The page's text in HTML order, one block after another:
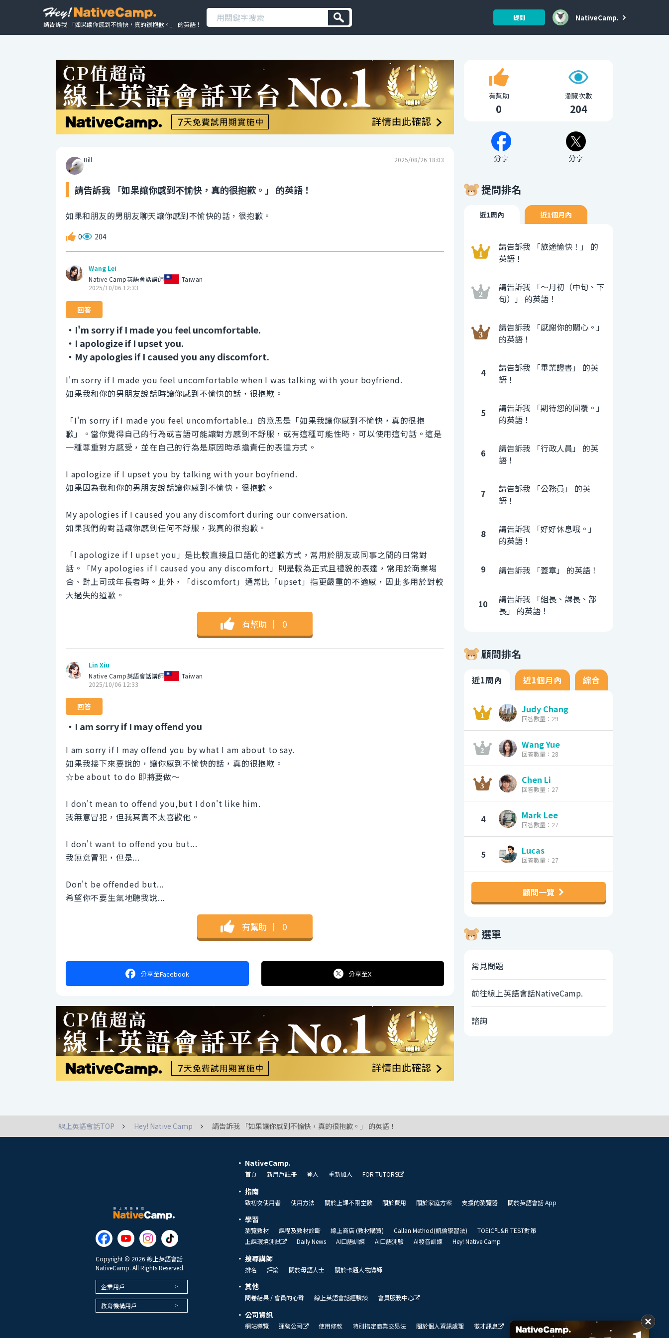
請告訴我 「如果讓你感到不愉快，真的很抱歉。」 的英語！
提問 NativeCamp.
Bill 2025/08/26 18:03
請告訴我 「如果讓你感到不愉快，真的很抱歉。」 的英語！
如果和朋友的男朋友聊天讓你感到不愉快的話，很抱歉。
0 204
Wang Lei
Native Camp英語會話講師
Taiwan
2025/10/06 12:33
回答
・I'm sorry if I made you feel uncomfortable.
・I apologize if I upset you.
・My apologies if I caused you any discomfort.
I'm sorry if I made you feel uncomfortable when I was talking with your boyfriend.
如果我和你的男朋友說話時讓你感到不愉快的話，很抱歉。
「I'm sorry if I made you feel uncomfortable.」的意思是「如果我讓你感到不愉快，真的很抱
歉」。當你覺得自己的行為或言語可能讓對方感到不舒服，或有這種可能性時，可以使用這句話。這是
一種尊重對方感受，並在自己的行為是原因時承擔責任的表達方式。
I apologize if I upset you by talking with your boyfriend.
如果因為我和你的男朋友說話讓你感到不愉快，很抱歉。
My apologies if I caused you any discomfort during our conversation.
如果我們的對話讓你感到任何不舒服，我真的很抱歉。
「I apologize if I upset you」是比較直接且口語化的道歉方式，常用於朋友或同事之間的日常對
話。「My apologies if I caused you any discomfort」則是較為正式且禮貌的表達，常用於商業場
合、對上司或年長者時。此外，「discomfort」通常比「upset」指更嚴重的不適感，因此多用於對較
大過失的道歉。
有幫助 ｜ 0
Lin Xiu
Native Camp英語會話講師
Taiwan
2025/10/06 12:33
回答
・I am sorry if I may offend you
I am sorry if I may offend you by what I am about to say.
如果我接下來要說的，讓你感到不愉快的話，真的很抱歉。
☆be about to do 即將要做～
I don't mean to offend you,but I don't like him.
我無意冒犯，但我其實不太喜歡他。
I don't want to offend you but...
我無意冒犯，但是...
Don't be offended but...
希望你不要生氣地聽我說...
有幫助 ｜ 0
分享至Facebook 分享至X
有幫助
0
瀏覽次數
204
分享 分享
提問排名
近1周內 近1個月內
請告訴我 「旅途愉快！」 的
英語！
請告訴我 「〜月初（中旬、下
旬）」 的英語！
請告訴我 「感謝你的關心。」
的英語！
4
請告訴我 「畢業證書」 的英
語！
5
請告訴我 「期待您的回覆。」
的英語！
6
請告訴我 「行政人員」 的英
語！
7
請告訴我 「公務員」 的英
語！
8
請告訴我 「好好休息哦。」
的英語！
9 請告訴我 「蓋章」 的英語！
10
請告訴我 「組長、課長、部
長」 的英語！
顧問排名
近1周內 近1個月內 綜合
Judy Chang
回答數量：29
Wang Yue
回答數量：28
Chen Li
回答數量：27
4 Mark Lee
回答數量：27
5 Lucas
回答數量：27
顧問一覽
選單
常見問題
前往線上英語會話NativeCamp.
諮詢
線上英語會話TOP Hey! Native Camp 請告訴我 「如果讓你感到不愉快，真的很抱歉。」 的英語！
Copyright © 2026 線上英語會話
NativeCamp. All Rights Reserved.
企業用戶
教育機構用戶
NativeCamp.
首頁 新用戶註冊 登入 重新加入 FOR TUTORS
指南
致初次使用者 使用方法 關於上課不限堂數 關於費用 關於家庭方案 支援的瀏覽器 關於英語會話 App
學習
瀏覽教材 課程及教材診斷 線上商店 (教材購買) Callan Method(凱倫學習法)
TOEIC®L&R TEST對策
上課環境測試
Daily News AI口語訓練 AI口語測驗 AI發音訓練 Hey! Native Camp
搜尋講師
排名 評論 關於母語人士 關於卡通人物講師
其他
問卷結果 / 會員的心聲 線上英語會話經驗談 會員服務中心
公司資訊
網站導覽 運營公司 使用條款 特別指定商業交易法 關於個人資訊處理 徵才訊息 我們的展望